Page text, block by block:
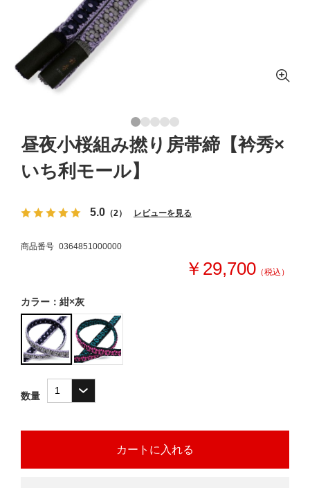
昼夜小桜組み撚り房帯締【衿秀×
いち利モール】
5.0 （2） レビューを見る
商品番号 0364851000000
￥29,700 （税込）
カラー：紺×灰
数量